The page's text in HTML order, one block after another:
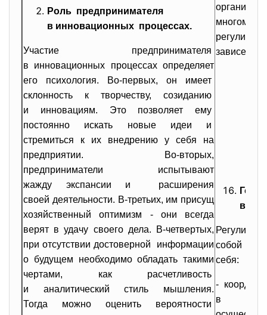
Роль предпринимателя
в инновационных процессах.
Участие предпринимателя
в инновационных процессах определяет
его психология. Во-первых, он имеет
склонность к творчеству, созиданию
и инновациям. Это позволяет ему
постоянно искать новые идеи и
стремиться к их внедрению у себя на
предприятии. Во-вторых,
предприниматели испытывают
жажду экспансии и расширения
своей деятельности. В-третьих, им присущ
хозяйственный оптимизм - они всегда
верят в удачу своего дела. В-четвертых,
при отсутствии достоверной информации
о будущем необходимо обладать такими
чертами, как расчетливость
и аналитический стиль мышления.
Тогда можно оценить вероятности
многом
зависеть
в
собой
себя:
-
в